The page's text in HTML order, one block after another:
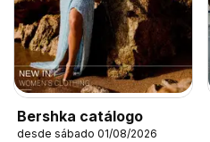
Bershka catálogo
desde sábado 01/08/2026